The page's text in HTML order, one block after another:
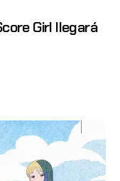
Girl llegará